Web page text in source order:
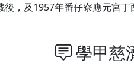
，及1957年番仔寮應元宮
學甲慈